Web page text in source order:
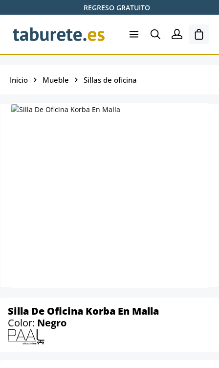
Saltar al contenido principalREGRESO GRATUITO
El
Inicio Mueble Sillas de oficina
Silla De Oficina Korba En Malla
Color: Negro